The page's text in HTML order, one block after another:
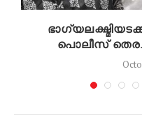
പൊലീസ്